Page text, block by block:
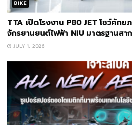
BIKE
TTA เปิดโรงงาน P80 JET โชว์ศัก
จักรยานยนต์ไฟฟ้า NIU มาตรฐานสา
JULY 1, 2026